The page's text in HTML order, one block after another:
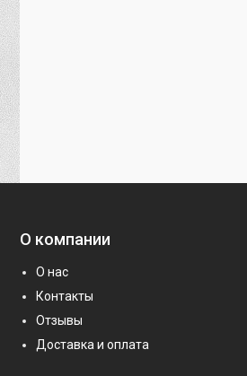
О компании
О нас
Контакты
Отзывы
Доставка и оплата